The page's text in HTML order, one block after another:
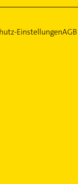
EinstellungenAGB